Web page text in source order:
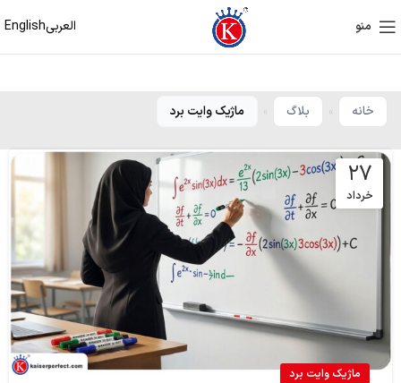
منو العربیEnglish
خانه » بلاگ » ماژیک وایت برد
۲۷
خرداد
ماژیک وایت برد